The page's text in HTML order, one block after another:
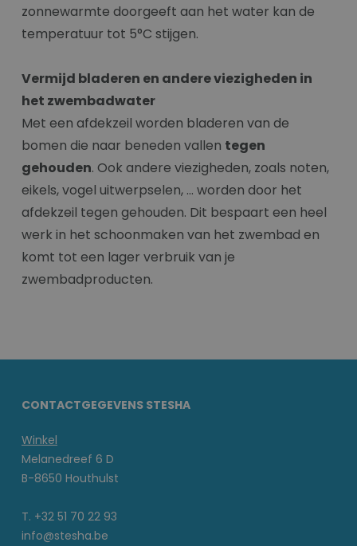
zonnewarmte doorgeeft aan het water kan de
temperatuur tot 5°C stijgen.
Vermijd bladeren en andere viezigheden in
het zwembadwater
Met een afdekzeil worden bladeren van de
bomen die naar beneden vallen tegen
gehouden. Ook andere viezigheden, zoals noten,
eikels, vogel uitwerpselen, … worden door het
afdekzeil tegen gehouden. Dit bespaart een heel
werk in het schoonmaken van het zwembad en
komt tot een lager verbruik van je
zwembadproducten.
CONTACTGEGEVENS STESHA
Winkel
Melanedreef 6 D
B-8650 Houthulst
T. +32 51 70 22 93
info@stesha.be